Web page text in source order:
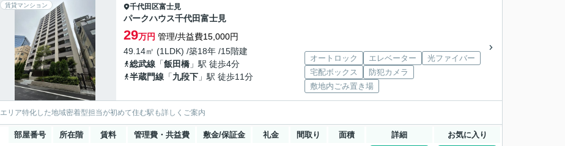
賃貸マンション 千代田区富士見
パークハウス千代田富士見
29万円 管理/共益費15,000円
49.14㎡ (1LDK) /築18年 /15階建
総武線 「飯田橋 」駅 徒歩4分
半蔵門線 「九段下 」駅 徒歩11分
オートロック エレベーター
光ファイバー
宅配ボックス
防犯カメラ
敷地内ごみ置き場
エリア特化した地域密着型担当が初めて住む駅も詳しくご案内
部屋番号 所在階 賃料 管理費・共益費 敷金/保証金 礼金 間取り 面積 詳細 お気に入り